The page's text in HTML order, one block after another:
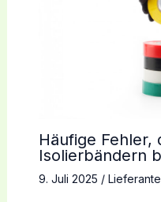
Häufige Fehler,
Isolierbändern
9. Juli 2025 /